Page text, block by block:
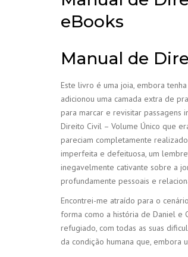
eBooks
Manual de
Este livro é uma joia, embora
adicionou uma camada extra de
para marcar e revisitar passagens
Direito Civil – Volume Único que
pareciam completamente
imperfeita e defeituosa, um
inegavelmente cativante sobre a
profundamente pessoais e
Encontrei-me atraído para o
forma como a história de Daniel e
refugiado, com todas as suas
da condição humana que, embora